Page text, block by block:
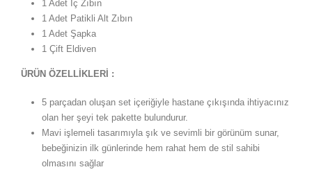
1 Adet İç Zıbın
1 Adet Patikli Alt Zıbın
1 Adet Şapka
1 Çift Eldiven
ÜRÜN ÖZELLİKLERİ :
5 parçadan oluşan set içeriğiyle hastane çıkışında ihtiyacınız
olan her şeyi tek pakette bulundurur.
Mavi işlemeli tasarımıyla şık ve sevimli bir görünüm sunar,
bebeğinizin ilk günlerinde hem rahat hem de stil sahibi
olmasını sağlar